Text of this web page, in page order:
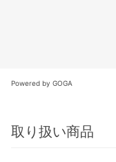
Powered by GOGA
取り扱い商品